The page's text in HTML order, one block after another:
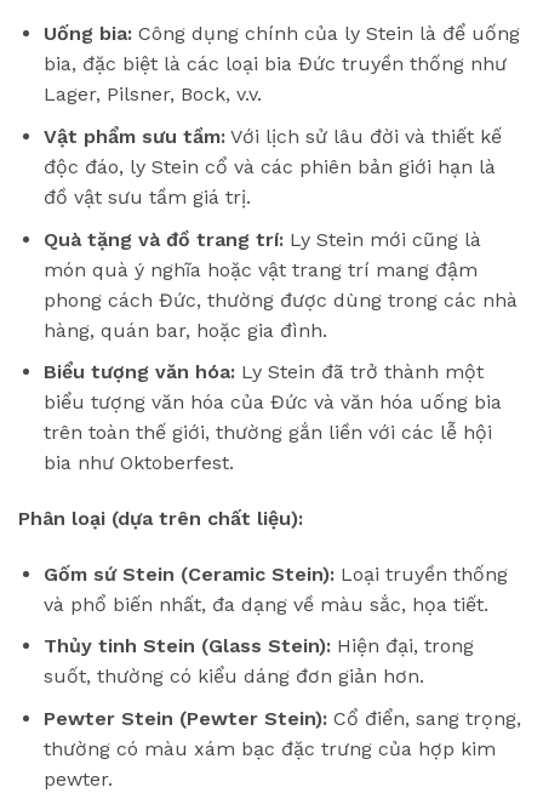
Uống bia:Công dụng chính của ly Stein là để uống
bia, đặc biệt là các loại bia Đức truyền thống như
Lager, Pilsner, Bock, v.v.
Vật phẩm sưu tầm:Với lịch sử lâu đời và thiết kế
độc đáo, ly Stein cổ và các phiên bản giới hạn là
đồ vật sưu tầm giá trị.
Quà tặng và đồ trang trí:Ly Stein mới cũng là
món quà ý nghĩa hoặc vật trang trí mang đậm
phong cách Đức, thường được dùng trong các nhà
hàng, quán bar, hoặc gia đình.
Biểu tượng văn hóa:Ly Stein đã trở thành một
biểu tượng văn hóa của Đức và văn hóa uống bia
trên toàn thế giới, thường gắn liền với các lễ hội
bia như Oktoberfest.
Phân loại (dựa trên chất liệu):
Gốm sứ Stein (Ceramic Stein):Loại truyền thống
và phổ biến nhất, đa dạng về màu sắc, họa tiết.
Thủy tinh Stein (Glass Stein):Hiện đại, trong
suốt, thường có kiểu dáng đơn giản hơn.
Pewter Stein (Pewter Stein):Cổ điển, sang trọng,
thường có màu xám bạc đặc trưng của hợp kim
pewter.